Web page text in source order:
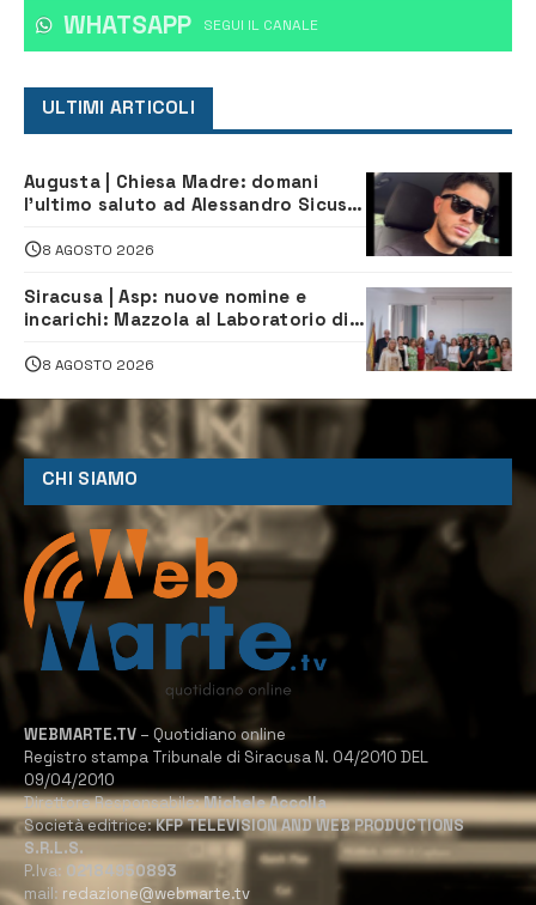
WHATSAPP ‎SEGUI IL CANALE
ULTIMI ARTICOLI
Augusta | Chiesa Madre: domani
l’ultimo saluto ad Alessandro Sicuso,
8 AGOSTO 2026
Siracusa | Asp: nuove nomine e
incarichi: Mazzola al Laboratorio di
Servizio Legale
8 AGOSTO 2026
CHI SIAMO
WEBMARTE.TV – Quotidiano online
Registro stampa Tribunale di Siracusa N. 04/2010 DEL
09/04/2010
Direttore Responsabile:Michele Accolla
Società editrice:KFP TELEVISION AND WEB PRODUCTIONS
S.R.L.S.
P.Iva: 02184950893
mail: redazione@webmarte.tv